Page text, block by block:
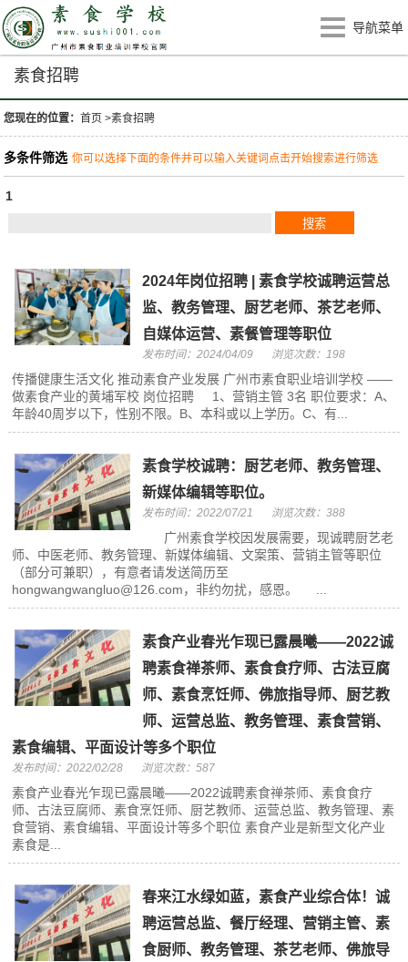
导航菜单
素食招聘
您现在的位置：首页 >素食招聘
多条件筛选 你可以选择下面的条件并可以输入关键词点击开始搜索进行筛选
1
2024年岗位招聘 | 素食学校诚聘运营总
监、教务管理、厨艺老师、茶艺老师、
自媒体运营、素餐管理等职位
发布时间：2024/04/09 浏览次数：198
传播健康生活文化 推动素食产业发展 广州市素食职业培训学校 ——
做素食产业的黄埔军校 岗位招聘 1、营销主管 3名 职位要求：A、
年龄40周岁以下，性别不限。B、本科或以上学历。C、有...
素食学校诚聘：厨艺老师、教务管理、
新媒体编辑等职位。
发布时间：2022/07/21 浏览次数：388
广州素食学校因发展需要，现诚聘厨艺老
师、中医老师、教务管理、新媒体编辑、文案策、营销主管等职位
（部分可兼职），有意者请发送简历至
hongwangwangluo@126.com，非约勿扰，感恩。 ...
素食产业春光乍现已露晨曦——2022诚
聘素食禅茶师、素食食疗师、古法豆腐
师、素食烹饪师、佛旅指导师、厨艺教
师、运营总监、教务管理、素食营销、
素食编辑、平面设计等多个职位
发布时间：2022/02/28 浏览次数：587
素食产业春光乍现已露晨曦——2022诚聘素食禅茶师、素食食疗
师、古法豆腐师、素食烹饪师、厨艺教师、运营总监、教务管理、素
食营销、素食编辑、平面设计等多个职位 素食产业是新型文化产业
素食是...
春来江水绿如蓝，素食产业综合体！诚
聘运营总监、餐厅经理、营销主管、素
食厨师、教务管理、茶艺老师、佛旅导